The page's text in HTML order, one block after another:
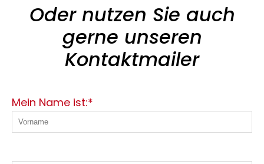
Oder nutzen Sie auch
gerne unseren
Kontaktmailer
Mein Name ist:*